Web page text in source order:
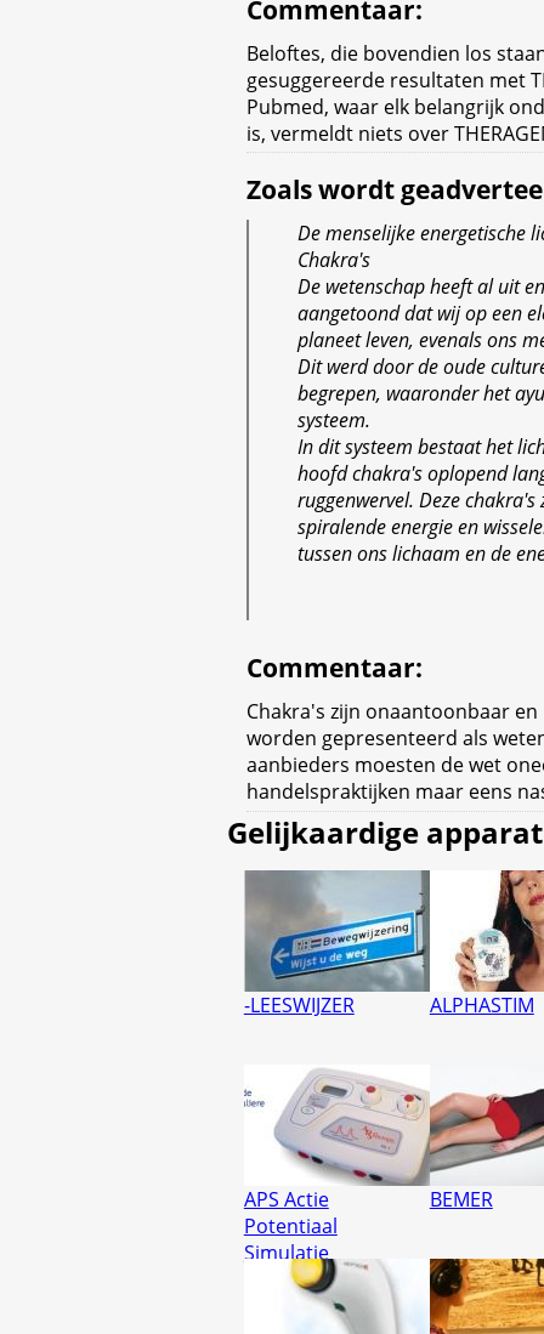
Commentaar:
Beloftes, die bovendien los
gesuggereerde resultaten met
Pubmed, waar elk belangrijk
is, vermeldt niets over
Zoals wordt
De menselijke energetische
Chakra's
De wetenschap heeft al uit
aangetoond dat wij op een
planeet leven, evenals ons
Dit werd door de oude
begrepen, waaronder het
systeem.
In dit systeem bestaat het
hoofd chakra's oplopend
ruggenwervel. Deze
spiralende energie en
tussen ons lichaam en de
Commentaar:
Chakra's zijn onaantoonbaar
worden gepresenteerd als
aanbieders moesten de wet
handelspraktijken maar eens
Gelijkaardige
-LEESWIJZER ALPHASTIM
APS Actie
Potentiaal
Simulatie
BEMER